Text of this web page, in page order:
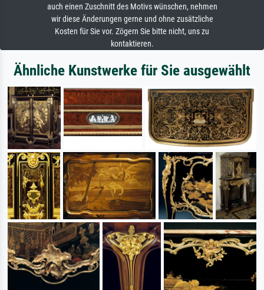
auch einen Zuschnitt des Motivs wünschen, nehmen
wir diese Änderungen gerne und ohne zusätzliche
Kosten für Sie vor. Zögern Sie bitte nicht, uns zu
kontaktieren.
Ähnliche Kunstwerke für Sie ausgewählt